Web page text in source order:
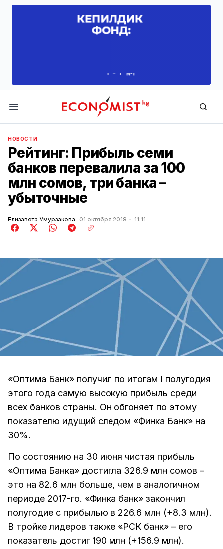
Economist.kg
НОВОСТИ
Рейтинг: Прибыль семи
банков перевалила за 100
млн сомов, три банка –
убыточные
Елизавета Умурзакова 01 октября 2018 11:11
«Оптима Банк» получил по итогам I полугодия
этого года самую высокую прибыль среди
всех банков страны. Он обгоняет по этому
показателю идущий следом «Финка Банк» на
30%.
По состоянию на 30 июня чистая прибыль
«Оптима Банка» достигла 326.9 млн сомов –
это на 82.6 млн больше, чем в аналогичном
периоде 2017-го. «Финка банк» закончил
полугодие с прибылью в 226.6 млн (+8.3 млн).
В тройке лидеров также «РСК банк» – его
показатель достиг 190 млн (+156.9 млн).